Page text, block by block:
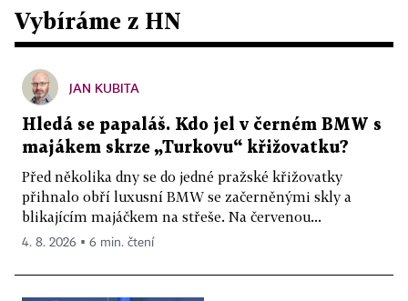
Vybíráme z HN
JAN KUBITA
Hledá se papaláš. Kdo jel v černém BMW s
majákem skrze „Turkovu“ křižovatku?
Před několika dny se do jedné pražské křižovatky
přihnalo obří luxusní BMW se začerněnými skly a
blikajícím majáčkem na střeše. Na červenou...
4. 8. 2026 ▪ 6 min. čtení